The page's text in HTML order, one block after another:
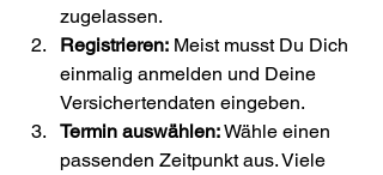
zugelassen.
Registrieren: Meist musst Du Dich
einmalig anmelden und Deine
Versichertendaten eingeben.
Termin auswählen: Wähle einen
passenden Zeitpunkt aus. Viele